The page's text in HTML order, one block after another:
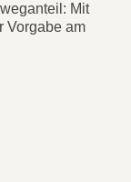
Mit
Vorgabe am